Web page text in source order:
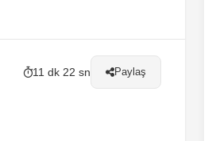
11 dk 22 sn Paylaş